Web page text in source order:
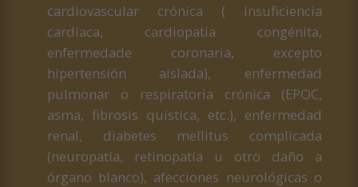
cardiovascular crónica ( insuficiencia
cardíaca, cardiopatía congénita,
enfermedade coronaria, excepto
hipertensión aislada), enfermedad
pulmonar o respiratoria crónica (EPOC,
asma, fibrosis quística, etc.), enfermedad
renal, diabetes mellitus complicada
(neuropatía, retinopatía u otro daño a
órgano blanco), afecciones neurológicas o